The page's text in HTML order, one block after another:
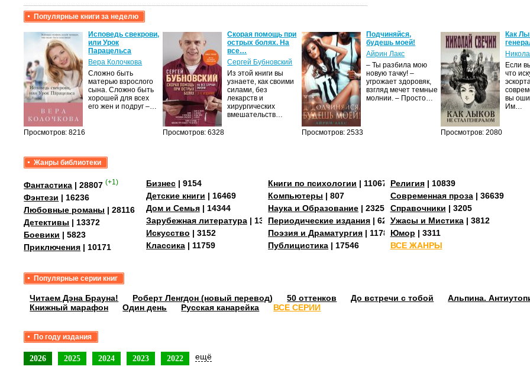
Популярные книги за неделю
Просмотров: 8216
Исповедь свекрови,
или Урок
Парацельса
Вера Колочкова
Сложно быть
матерью взрослого
сына. Сложно быть
хорошей для всех
его жен и подруг –…
Просмотров: 6328
Скорая помощь при
острых болях. На
все…
Сергей Бубновский
Из этой книги вы
узнаете, как своими
силами, без
лекарств и
хирургических
вмешательств…
Просмотров: 2533
Подчиняйся,
будешь моей!
Айрин Лакс
– Ты разбила мою
новую тачку! –
угрожает здоровяк,
взгляд мечет темные
молнии. – Просто…
Просмотров: 2080
Как
Если
что
вы
Им…
Жанры библиотеки
Фантастика | 28807 (+1)
Фэнтези | 16236
Любовные романы | 28116
Детективы | 13372
Боевики | 5823
Приключения | 10171
Бизнес| 9154
Детские книги | 16469
Дом и Семья| 14344
Зарубежная литература| 13273
Искусство | 3152
Классика| 11759
Книги по психологии | 11067
Компьютеры | 807
Наука и Образование | 23255
Периодические издания | 629
Поэзия и Драматургия | 11784
Публицистика | 17546
Религия| 10839
Современная проза| 36639
Справочники | 3205
Ужасы и Мистика| 3812
Юмор | 3311
ВСЕ ЖАНРЫ
Популярные серии книг
Читаем Дэна Брауна! Роберт Ленгдон (новый перевод) 50 оттенков До встречи с тобой
Альпина.
Книжный марафон
Один день Русская канарейка ВСЕ СЕРИИ
По году издания
2026 2025 2024 2023 2022 ещё